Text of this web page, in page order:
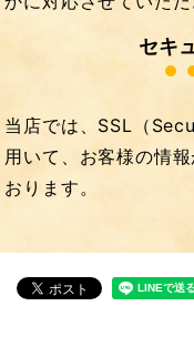
セキ
当店では、SSL（
用いて、お客様の情
おります。